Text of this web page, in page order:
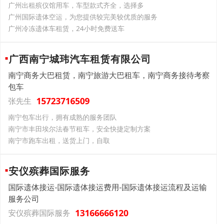
广州出租殡仪馆用车，车型款式齐全，选择多
广州国际遗体空运，为您提供较完美较优质的服务
广州冷冻遗体车租赁，24小时免费送车
广西南宁城玮汽车租赁有限公司
南宁商务大巴租赁，南宁旅游大巴租车，南宁商务接待考察
包车
张先生 15723716509
南宁包车出行，拥有成熟的服务团队
南宁市丰田埃尔法春节租车，安全快捷定制方案
南宁市跑车出租，送货上门，自取
安仪殡葬国际服务
国际遗体接运-国际遗体接运费用-国际遗体接运流程及运输
服务公司
安仪殡葬国际服务 13166666120